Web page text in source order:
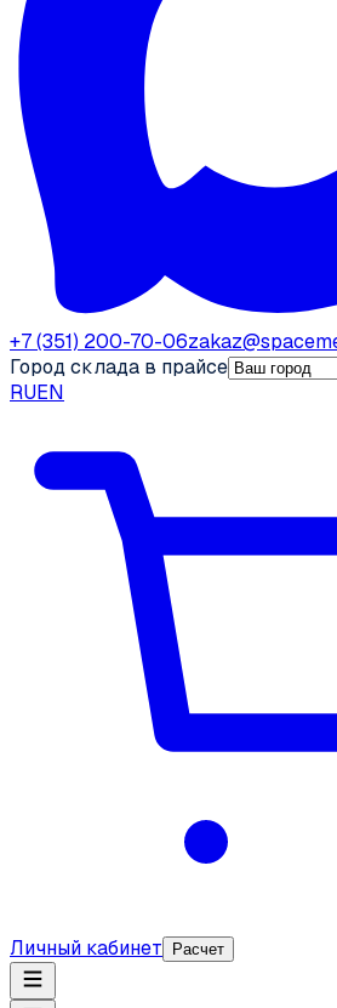
+7 (351) 200-70-06
Город склада в прайсе
RUEN
Личный кабинет Расчет